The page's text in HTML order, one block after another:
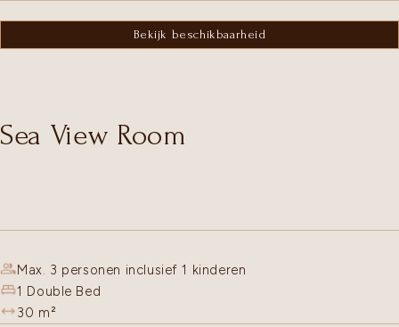
Bekijk beschikbaarheid
Sea View Room
Max. 3 personen inclusief 1 kinderen
1 Double Bed
30 m²